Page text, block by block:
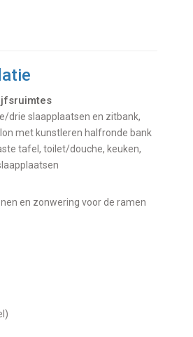
met kunstleren halfronde bank
tafel, toilet/douche, keuken,
en zonwering voor de ramen